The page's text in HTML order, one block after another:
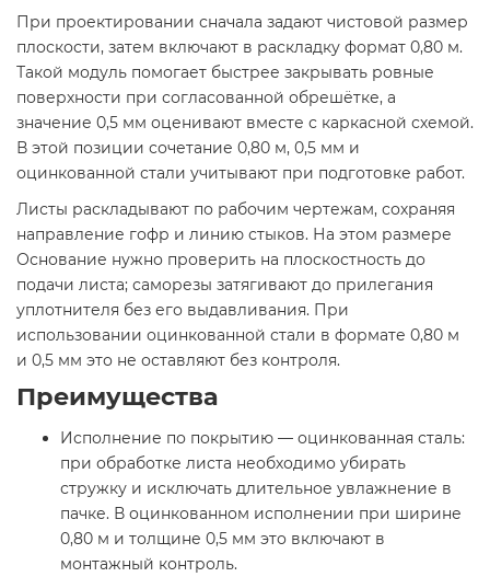
При проектировании сначала задают чистовой размер
плоскости, затем включают в раскладку формат 0,80 м.
Такой модуль помогает быстрее закрывать ровные
поверхности при согласованной обрешётке, а
значение 0,5 мм оценивают вместе с каркасной схемой.
В этой позиции сочетание 0,80 м, 0,5 мм и
оцинкованной стали учитывают при подготовке работ.
Листы раскладывают по рабочим чертежам, сохраняя
направление гофр и линию стыков. На этом размере
Основание нужно проверить на плоскостность до
подачи листа; саморезы затягивают до прилегания
уплотнителя без его выдавливания. При
использовании оцинкованной стали в формате 0,80 м
и 0,5 мм это не оставляют без контроля.
Преимущества
Исполнение по покрытию — оцинкованная сталь:
при обработке листа необходимо убирать
стружку и исключать длительное увлажнение в
пачке. В оцинкованном исполнении при ширине
0,80 м и толщине 0,5 мм это включают в
монтажный контроль.